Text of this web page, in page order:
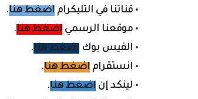
• قناتنا في التليكرام اضغط هنا.
• موقعنا الرسمي اضغط هنا.
• الفيس بوك اضغط هنا.
• انستقرام اضغط هنا.
• لينكد إن اضغط هنا.